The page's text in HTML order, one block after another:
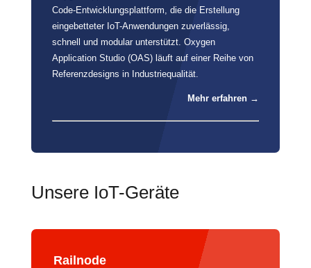
Code-Entwicklungsplattform, die die Erstellung
eingebetteter IoT-Anwendungen zuverlässig,
schnell und modular unterstützt. Oxygen
Application Studio (OAS) läuft auf einer Reihe von
Referenzdesigns in Industriequalität.
Mehr erfahren →
Unsere IoT-Geräte
Railnode